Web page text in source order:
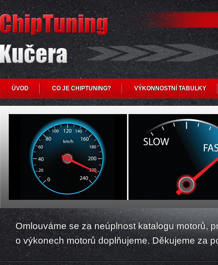
ÚVOD CO JE CHIPTUNING? VÝKONNOSTNÍ TABULKY
Omlouváme se za neúplnost katalogu motorů,
o výkonech motorů doplňujeme. Děkujeme za